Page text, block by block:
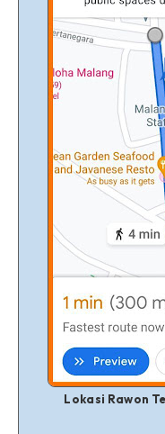
Lokasi Rawon